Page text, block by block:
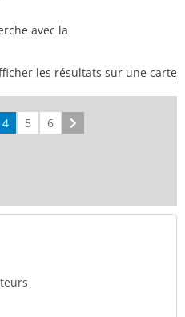
avec la
les résultats sur une carte
4 5 6